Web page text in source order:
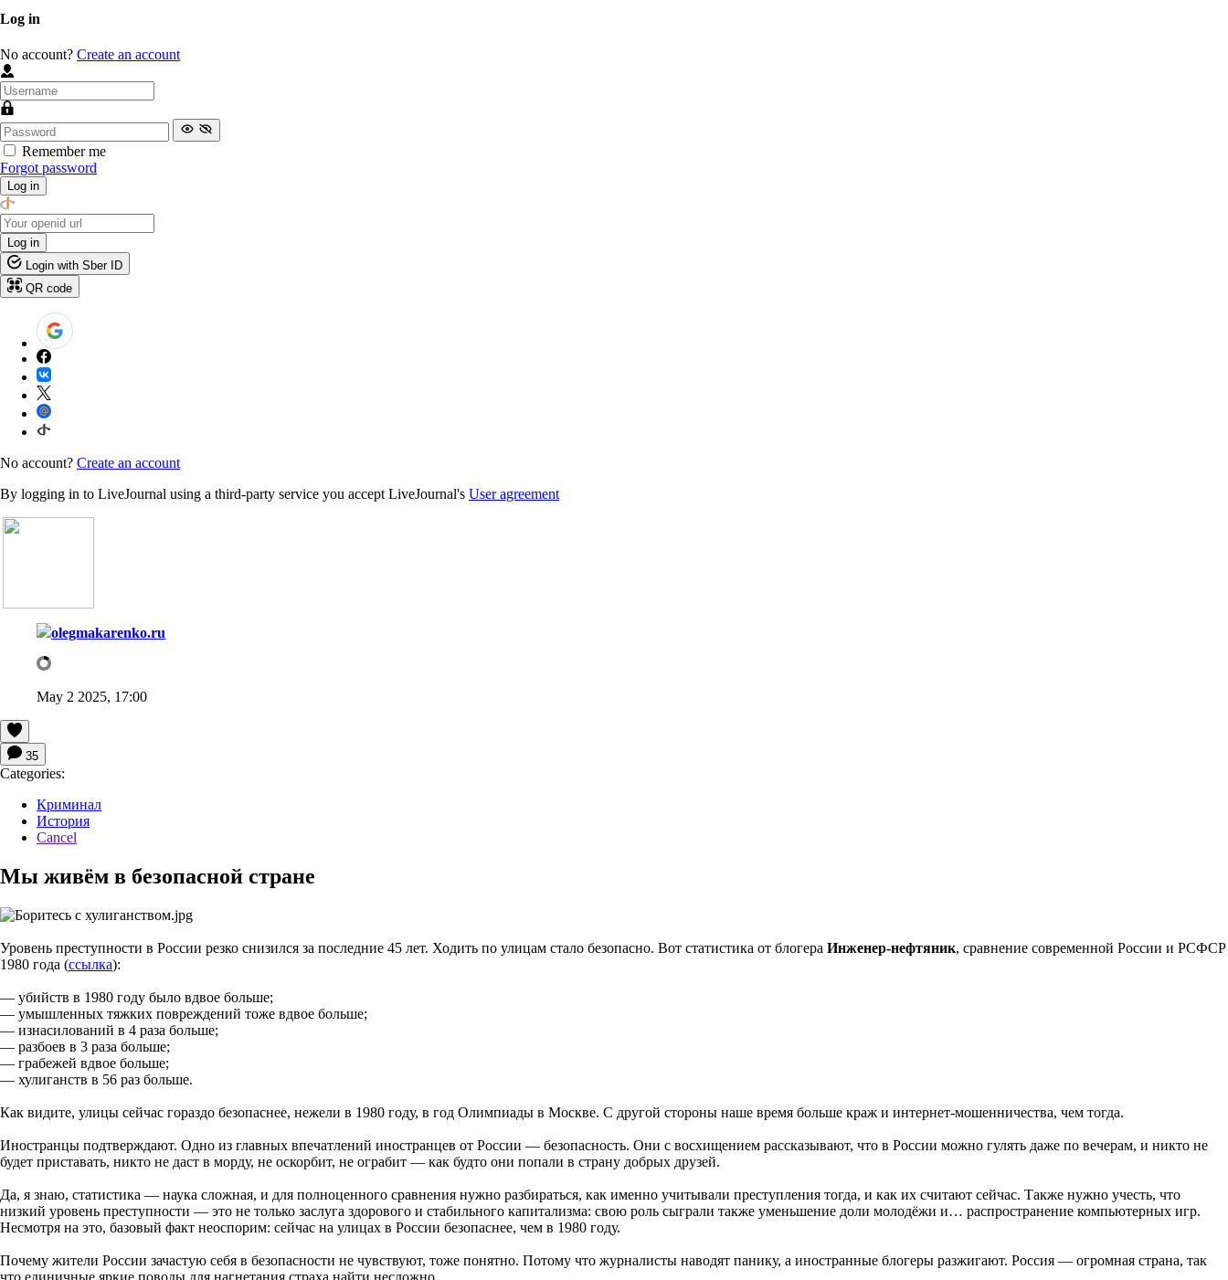
Log in
No account? Create an account
Remember me
Forgot password
Log in
Log in
Login with Sber ID
QR code
No account? Create an account
By logging in to LiveJournal using a third-party service you accept LiveJournal's User agreement
olegmakarenko.ru
May 2 2025, 17:00
35
Categories:
Криминал
История
Cancel
Мы живём в безопасной стране
Уровень преступности в России резко снизился за последние 45 лет. Ходить по улицам стало безопасно. Вот статистика от блогера Инженер-нефтяник, сравнение современной России и РСФСР
1980 года (ссылка):
— убийств в 1980 году было вдвое больше;
— умышленных тяжких повреждений тоже вдвое больше;
— изнасилований в 4 раза больше;
— разбоев в 3 раза больше;
— грабежей вдвое больше;
— хулиганств в 56 раз больше.
Как видите, улицы сейчас гораздо безопаснее, нежели в 1980 году, в год Олимпиады в Москве. С другой стороны наше время больше краж и интернет-мошенничества, чем тогда.
Иностранцы подтверждают. Одно из главных впечатлений иностранцев от России — безопасность. Они с восхищением рассказывают, что в России можно гулять даже по вечерам, и никто не
будет приставать, никто не даст в морду, не оскорбит, не ограбит — как будто они попали в страну добрых друзей.
Да, я знаю, статистика — наука сложная, и для полноценного сравнения нужно разбираться, как именно учитывали преступления тогда, и как их считают сейчас. Также нужно учесть, что
низкий уровень преступности — это не только заслуга здорового и стабильного капитализма: свою роль сыграли также уменьшение доли молодёжи и… распространение компьютерных игр.
Несмотря на это, базовый факт неоспорим: сейчас на улицах в России безопаснее, чем в 1980 году.
Почему жители России зачастую себя в безопасности не чувствуют, тоже понятно. Потому что журналисты наводят панику, а иностранные блогеры разжигают. Россия — огромная страна, так
что единичные яркие поводы для нагнетания страха найти несложно.